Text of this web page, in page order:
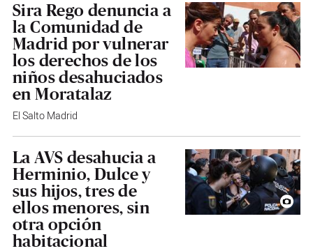
Sira Rego denuncia a
la Comunidad de
Madrid por vulnerar
los derechos de los
niños desahuciados
en Moratalaz
El Salto Madrid
La AVS desahucia a
Herminio, Dulce y
sus hijos, tres de
ellos menores, sin
otra opción
habitacional